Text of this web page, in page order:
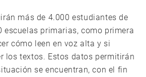
más de 4.000 estudiantes de
escuelas primarias, como primera
cómo leen en voz alta y si
los textos. Estos datos permitirán
se encuentran, con el fin